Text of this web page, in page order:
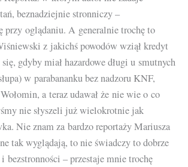
beznadziejnie stronniczy –
przy oglądaniu. A generalnie trochę to
z jakichś powodów wziął kredyt
gdyby miał hazardowe długi u smutnych
w parabananku bez nadzoru KNF,
a teraz udawał że nie wie o co
nie słyszeli już wielokrotnie jak
Nie znam za bardzo reportaży Mariusza
tak wyglądają, to nie świadczy to dobrze
bezstronności – przestaje mnie trochę